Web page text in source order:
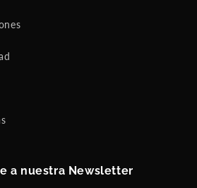
a nuestra Newsletter